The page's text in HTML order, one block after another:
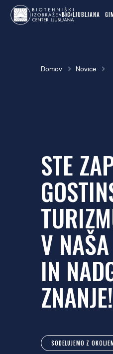
Skok
na
MAIN
NAVIGATION
BIC LJUBLJANA
Breadcrumb
Domov Novice
STE
V
IN
ZNANJE!
SODELUJEMO Z